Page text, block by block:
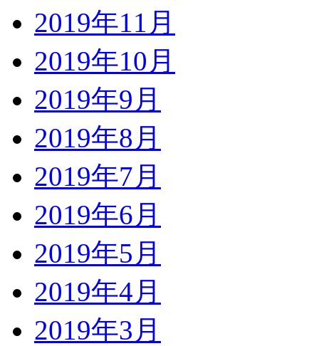
2019年11月
2019年10月
2019年9月
2019年8月
2019年7月
2019年6月
2019年5月
2019年4月
2019年3月